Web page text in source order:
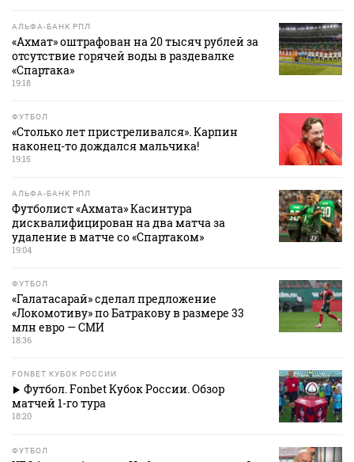
АЛЬФА-БАНК РПЛ
«Ахмат» оштрафован на 20 тысяч рублей за
отсутствие горячей воды в раздевалке
«Спартака»
19:18
ФУТБОЛ
«Столько лет пристреливался». Карпин
наконец-то дождался мальчика!
19:15
АЛЬФА-БАНК РПЛ
Футболист «Ахмата» Касинтура
дисквалифицирован на два матча за
удаление в матче со «Спартаком»
19:04
ФУТБОЛ
«Галатасарай» сделал предложение
«Локомотиву» по Батракову в размере 33
млн евро — СМИ
18:36
FONBET КУБОК РОССИИ
Футбол. Fonbet Кубок России. Обзор
матчей 1-го тура
18:20
ФУТБОЛ